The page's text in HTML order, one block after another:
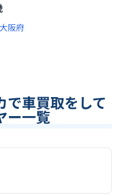
大阪府
で車買取をして
ー一覧